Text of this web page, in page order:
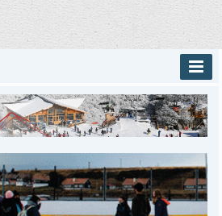
INICIO
PROVINCIALES
DEPORTES
POLICIALES
I-DIARIO